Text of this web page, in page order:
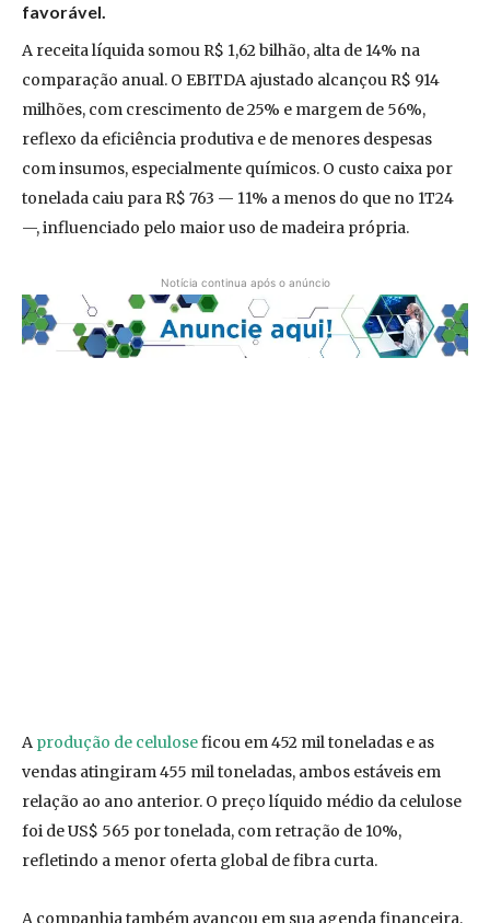
favorável.
A receita líquida somou R$ 1,62 bilhão, alta de 14% na
comparação anual. O EBITDA ajustado alcançou R$ 914
milhões, com crescimento de 25% e margem de 56%,
reflexo da eficiência produtiva e de menores despesas
com insumos, especialmente químicos. O custo caixa por
tonelada caiu para R$ 763 — 11% a menos do que no 1T24
—, influenciado pelo maior uso de madeira própria.
Notícia continua após o anúncio
A produção de celuloseficou em 452 mil toneladas e as
vendas atingiram 455 mil toneladas, ambos estáveis em
relação ao ano anterior. O preço líquido médio da celulose
foi de US$ 565 por tonelada, com retração de 10%,
refletindo a menor oferta global de fibra curta.
A companhia também avançou em sua agenda financeira,